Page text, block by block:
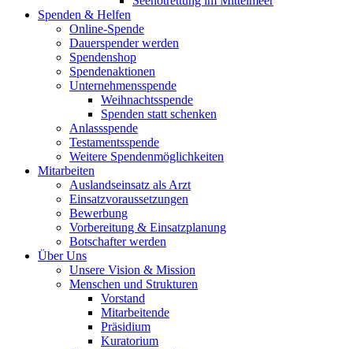
Spenden & Helfen
Online-Spende
Dauerspender werden
Spendenshop
Spendenaktionen
Unternehmens­spende
Weihnachtsspende
Spenden statt schenken
Anlassspende
Testamentsspende
Weitere Spenden­möglichkeiten
Mitarbeiten
Auslandseinsatz als Arzt
Einsatzvoraussetzungen
Bewerbung
Vorbereitung & Einsatzplanung
Botschafter werden
Über Uns
Unsere Vision & Mission
Menschen und Strukturen
Vorstand
Mitarbeitende
Präsidium
Kuratorium